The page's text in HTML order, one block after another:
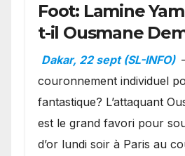
Foot: Lamine
t-il Ousmane
Ballon d’or ?
Dakar, 22 sept (SL-INFO)
couronnement individuel
fantastique? L’attaquant
est le grand favori pour
d’or lundi soir à Paris au